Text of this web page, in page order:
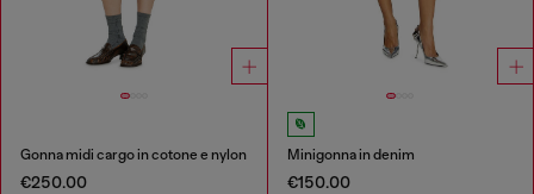
Gonna midi cargo in cotone e nylon
€250.00
Minigonna in denim
€150.00